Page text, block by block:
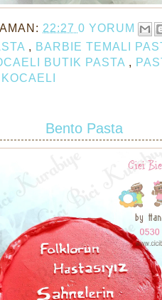
22:27 0 YORUM
, BARBIE TEMALI
BUTIK PASTA ,
Bento Pasta